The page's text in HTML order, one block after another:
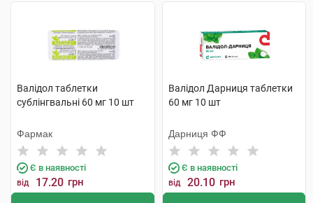
Валідол таблетки
сублінгвальні 60 мг 10 шт
Фармак
Є в наявності
від 17.20 грн
Валідол Дарниця таблетки
60 мг 10 шт
Дарниця ФФ
Є в наявності
від 20.10 грн